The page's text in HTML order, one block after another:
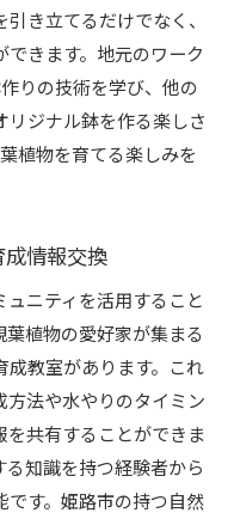
き立てるだけでなく、
きます。地元のワーク
りの技術を学び、他の
ジナル鉢を作る楽しさ
植物を育てる楽しみを
情報交換
ニティを活用すること
植物の愛好家が集まる
教室があります。これ
方法や水やりのタイミン
共有することができま
知識を持つ経験者から
す。姫路市の持つ自然